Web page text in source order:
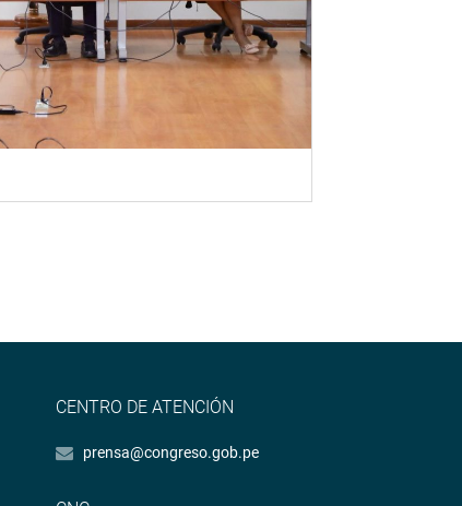
CENTRO DE ATENCIÓN
prensa@congreso.gob.pe